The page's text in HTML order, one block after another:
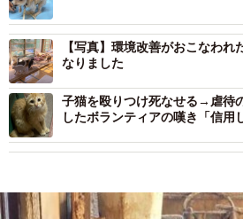
【写真】環境改善がおこなわ
なりました
子猫を殴りつけ死なせる→虐
したボランティアの嘆き「信用